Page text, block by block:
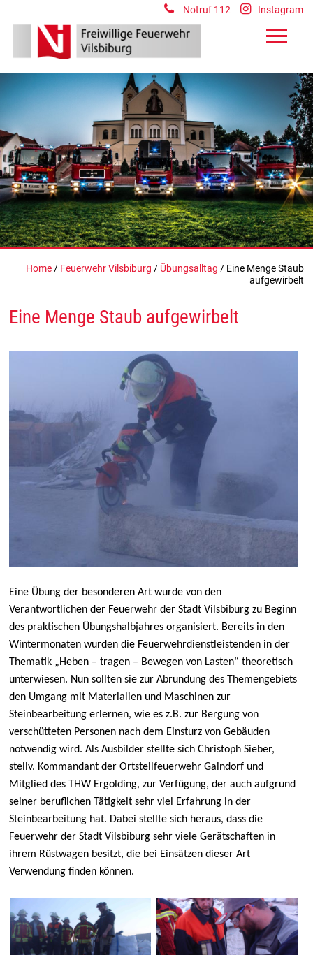
Home/ Feuerwehr Vilsbiburg / Übungsalltag / Eine Menge Staub
aufgewirbelt
Eine Menge Staub aufgewirbelt
Eine Übung der besonderen Art wurde von den
Verantwortlichen der Feuerwehr der Stadt Vilsbiburg zu Beginn
des praktischen Übungshalbjahres organisiert. Bereits in den
Wintermonaten wurden die Feuerwehrdienstleistenden in der
Thematik „Heben – tragen – Bewegen von Lasten“ theoretisch
unterwiesen. Nun sollten sie zur Abrundung des Themengebiets
den Umgang mit Materialien und Maschinen zur
Steinbearbeitung erlernen, wie es z.B. zur Bergung von
verschütteten Personen nach dem Einsturz von Gebäuden
notwendig wird. Als Ausbilder stellte sich Christoph Sieber,
stellv. Kommandant der Ortsteilfeuerwehr Gaindorf und
Mitglied des THW Ergolding, zur Verfügung, der auch aufgrund
seiner beruflichen Tätigkeit sehr viel Erfahrung in der
Steinbearbeitung hat. Dabei stellte sich heraus, dass die
Feuerwehr der Stadt Vilsbiburg sehr viele Gerätschaften in
ihrem Rüstwagen besitzt, die bei Einsätzen dieser Art
Verwendung finden können.
Notruf 112 Instagram